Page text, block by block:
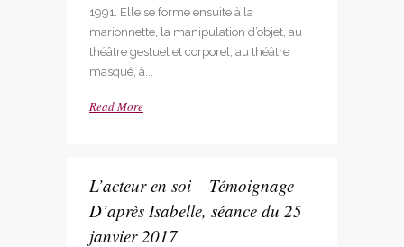
1991. Elle se forme ensuite à la
marionnette, la manipulation d’objet, au
théâtre gestuel et corporel, au théâtre
masqué, à...
Read More
L’acteur en soi – Témoignage –
D’après Isabelle, séance du 25
janvier 2017